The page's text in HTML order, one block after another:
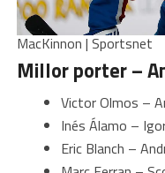
MacKinnon | Sportsnet
Millor porter –
Victor Olmos –
Inés Álamo –
Eric Blanch –